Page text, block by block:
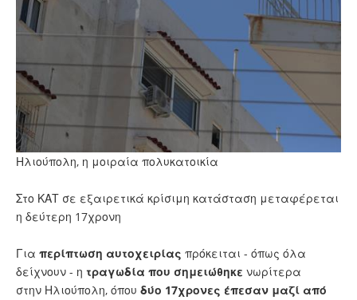
Ηλιούπολη, η μοιραία πολυκατοικία
Στο ΚΑΤ σε εξαιρετικά κρίσιμη κατάσταση μεταφέρεται
η δεύτερη 17χρονη
Για περίπτωση αυτοχειρίας πρόκειται - όπως όλα
δείχνουν - η τραγωδία που σημειώθηκε νωρίτερα
στην Ηλιούπολη, όπου δύο 17χρονες έπεσαν μαζί από